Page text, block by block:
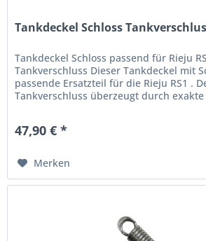
Tankdeckel Schloss
Tankdeckel Schloss passend für Rieju
Tankverschluss Dieser Tankdeckel mit
passende Ersatzteil für die Rieju RS1 .
Tankverschluss überzeugt durch
47,90 € *
Merken